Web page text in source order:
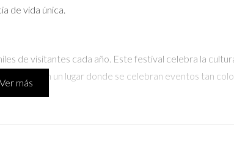
de vida única.
de visitantes cada año. Este festival celebra la
de vivir en un lugar donde se celebran eventos tan
años, convirtiéndose en un hub para negocios e
Ver más